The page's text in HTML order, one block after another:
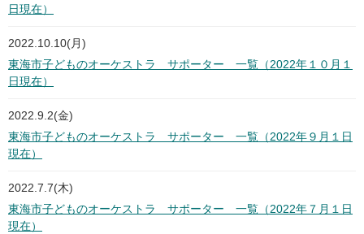
日現在）
2022.10.10(月)
東海市子どものオーケストラ サポーター 一覧（2022年１０月１
日現在）
2022.9.2(金)
東海市子どものオーケストラ サポーター 一覧（2022年９月１日
現在）
2022.7.7(木)
東海市子どものオーケストラ サポーター 一覧（2022年７月１日
現在）